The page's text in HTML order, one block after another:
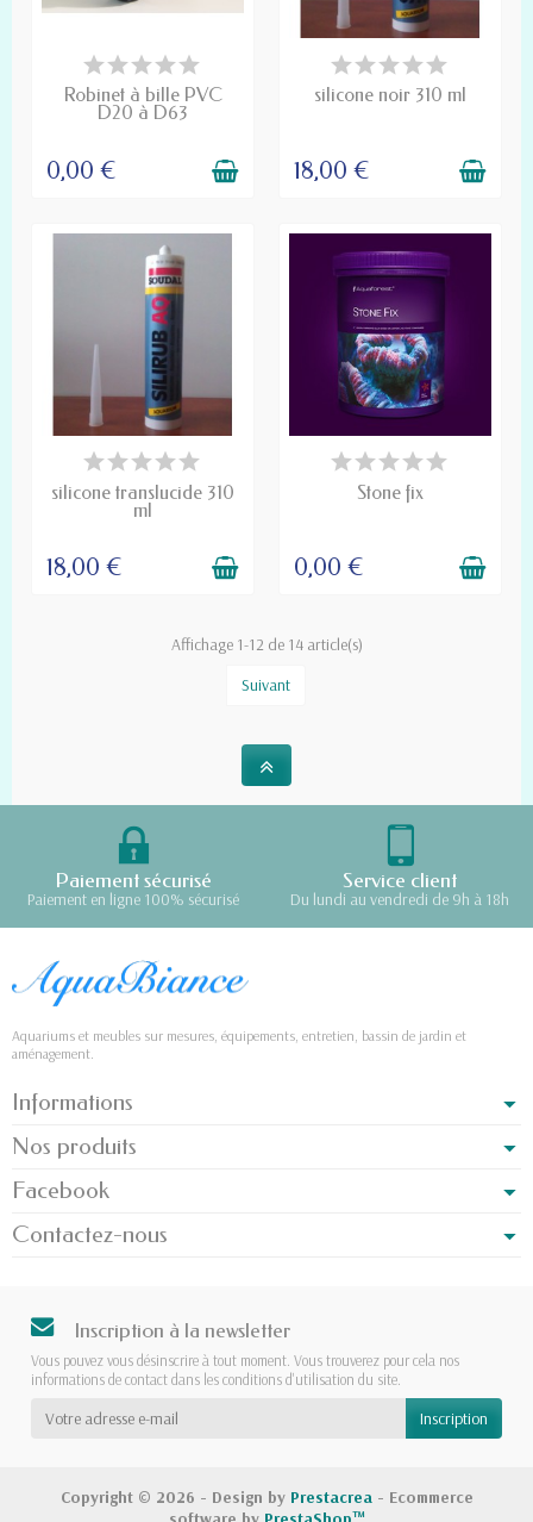
PRODUIT DISPONIBLE À LA
COMMANDE
Robinet à bille PVC
D20 à D63
0,00 €
PRODUIT DISPONIBLE À LA
COMMANDE
silicone noir 310 ml
18,00 €
DISPONIBLE
silicone translucide 310
ml
18,00 €
PRODUIT DISPONIBLE À LA
COMMANDE
Stone fix
0,00 €
Affichage 1-12 de 14 article(s)
Suivant
Paiement sécurisé
Paiement en ligne 100% sécurisé
Service client
Du lundi au vendredi de 9h à 18h
Aquariums et meubles sur mesures, équipements, entretien, bassin de jardin et
aménagement.
Informations
Nos produits
Facebook
Contactez-nous
Inscription à la newsletter
Vous pouvez vous désinscrire à tout moment. Vous trouverez pour cela nos
informations de contact dans les conditions d'utilisation du site.
Copyright © 2026 - Design by Prestacrea- Ecommerce